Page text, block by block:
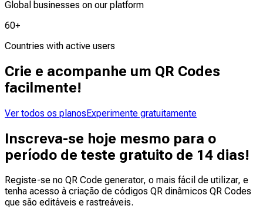
Global businesses on our platform
60+
Countries with active users
Crie e acompanhe um QR Codes
facilmente!
Ver todos os planosExperimente gratuitamente
Inscreva-se hoje mesmo para o
período de teste gratuito de 14 dias!
Registe-se no QR Code generator, o mais fácil de utilizar, e
tenha acesso à criação de códigos QR dinâmicos QR Codes
que são editáveis e rastreáveis.